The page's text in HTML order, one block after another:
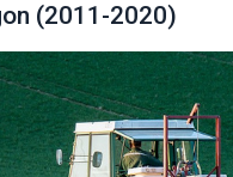
(2011-2020)